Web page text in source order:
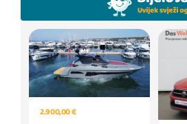
2.900,00 €